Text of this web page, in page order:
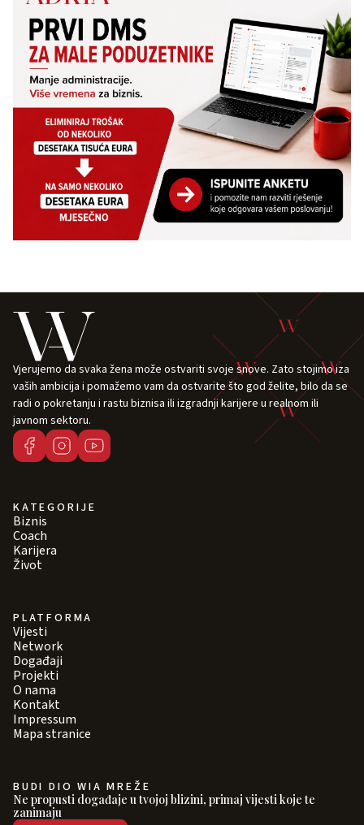
Vjerujemo da svaka žena može ostvariti svoje snove. Zato stojimo iza
vaših ambicija i pomažemo vam da ostvarite što god želite, bilo da se
radi o pokretanju i rastu biznisa ili izgradnji karijere u realnom ili
javnom sektoru.
KATEGORIJE
Biznis
Coach
Karijera
Život
PLATFORMA
Vijesti
Network
Događaji
Projekti
O nama
Kontakt
Impressum
Mapa stranice
BUDI DIO WIA MREŽE
Ne propusti događaje u tvojoj blizini, primaj vijesti koje te
zanimaju